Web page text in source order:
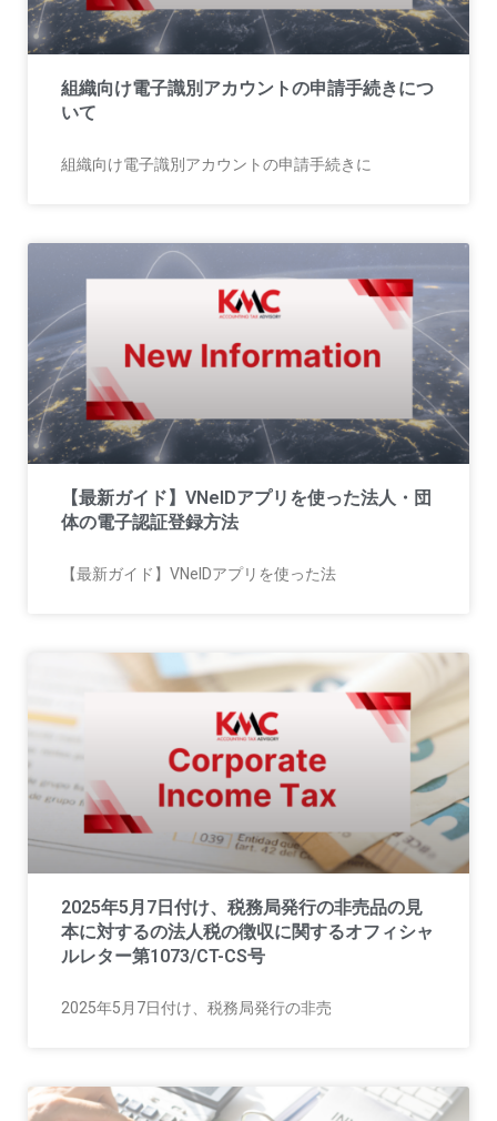
組織向け電子識別アカウントの申請手続きにつ
いて
組織向け電子識別アカウントの申請手続きに
【最新ガイド】VNeIDアプリを使った法人・団
体の電子認証登録方法
【最新ガイド】VNeIDアプリを使った法
2025年5月7日付け、税務局発行の非売品の見
本に対するの法人税の徴収に関するオフィシャ
ルレター第1073/CT-CS号
2025年5月7日付け、税務局発行の非売